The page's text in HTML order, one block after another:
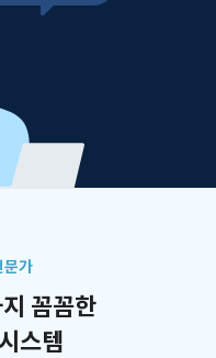
문가
꼼꼼한
스템